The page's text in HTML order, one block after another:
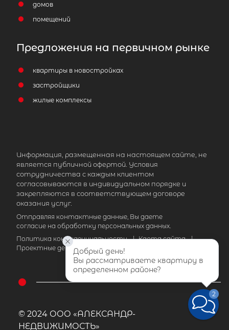
домов
помещений
Предложения на первичном рынке
квартиры в новостройках
застройщики
жилые комплексы
Информация, размещенная на настоящем сайте, не
является публичной офертой. Условия
сотрудничества с каждым клиентом
согласовываются в индивидуальном порядке и
закрепляются в соответствующем договоре
оказания услуг.
Отправляя контактные данные, Вы даете
согласие на обработку персональных данных.
Политика конфиденциальности | Карта сайта |
Проектные декларации
© 2024 ООО «АЛЕКСАНДР-
НЕДВИЖИМОСТЬ»
2
Добрый день!
Вы рассматриваете квартиру в
определенном районе?